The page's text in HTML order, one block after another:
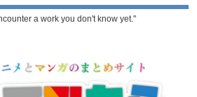
a work you don't know yet."